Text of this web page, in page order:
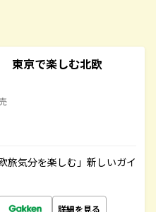
東京で楽しむ北欧
旅気分を楽しむ」新しいガイ
詳細を見る